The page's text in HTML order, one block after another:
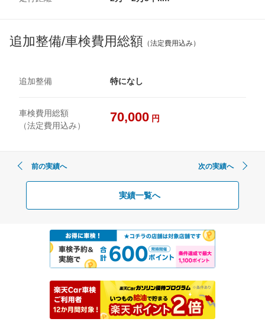
追加整備/車検費用総額 （法定費用込み）
追加整備 特になし
車検費用総額
（法定費用込み）
70,000 円
前の実績へ 次の実績へ
実績一覧へ